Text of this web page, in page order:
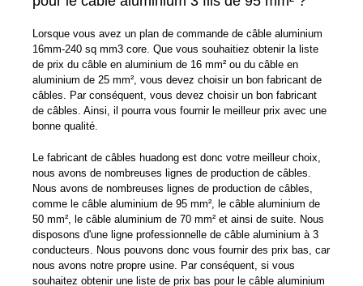
Lorsque vous avez un plan de commande de câble aluminium
16mm-240 sq mm3 core. Que vous souhaitiez obtenir la liste
de prix du câble en aluminium de 16 mm² ou du câble en
aluminium de 25 mm², vous devez choisir un bon fabricant de
câbles. Par conséquent, vous devez choisir un bon fabricant
de câbles. Ainsi, il pourra vous fournir le meilleur prix avec une
bonne qualité.
Le fabricant de câbles huadong est donc votre meilleur choix,
nous avons de nombreuses lignes de production de câbles.
Nous avons de nombreuses lignes de production de câbles,
comme le câble aluminium de 95 mm², le câble aluminium de
50 mm², le câble aluminium de 70 mm² et ainsi de suite. Nous
disposons d'une ligne professionnelle de câble aluminium à 3
conducteurs. Nous pouvons donc vous fournir des prix bas, car
nous avons notre propre usine. Par conséquent, si vous
souhaitez obtenir une liste de prix bas pour le câble aluminium